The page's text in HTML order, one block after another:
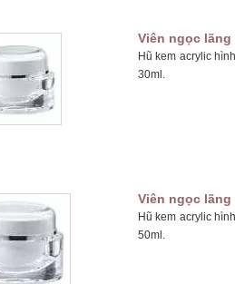
Viên ngọc lãng
Hũ kem acrylic
30ml.
Viên ngọc lãng
Hũ kem acrylic
50ml.